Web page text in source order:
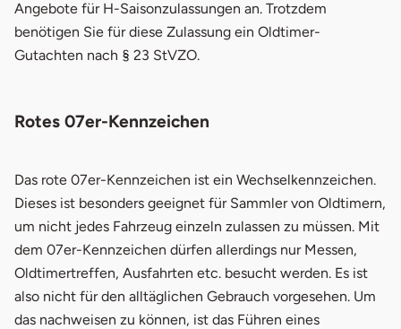
Angebote für H-Saisonzulassungen an. Trotzdem
benötigen Sie für diese Zulassung ein Oldtimer-
Gutachten nach § 23 StVZO.
Rotes 07er-Kennzeichen
Das rote 07er-Kennzeichen ist ein Wechselkennzeichen.
Dieses ist besonders geeignet für Sammler von Oldtimern,
um nicht jedes Fahrzeug einzeln zulassen zu müssen. Mit
dem 07er-Kennzeichen dürfen allerdings nur Messen,
Oldtimertreffen, Ausfahrten etc. besucht werden. Es ist
also nicht für den alltäglichen Gebrauch vorgesehen. Um
das nachweisen zu können, ist das Führen eines